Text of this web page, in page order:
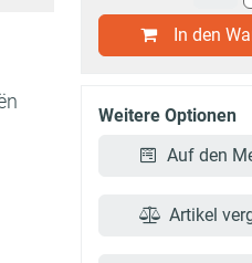
In den
Weitere Optionen
Auf den
Artikel